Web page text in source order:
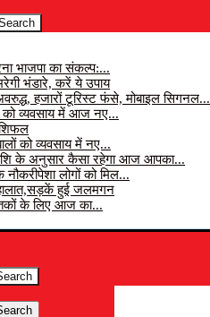
भाजपा का संकल्प:...
भंडारे, करें ये उपाय
हजारों टूरिस्ट फंसे, मोबाइल सिगनल...
को व्यवसाय में आज नए...
को व्यवसाय में नए...
के अनुसार कैसा रहेगा आज आपका...
लोगों को मिल...
हुई जलमगन
के लिए आज का...